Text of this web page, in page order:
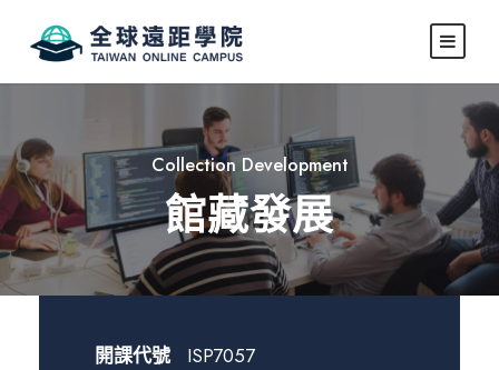
Collection Development
館藏發展
開課代號
ISP7057